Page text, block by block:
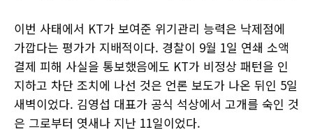
이번 사태에서 KT가 보여준 위기관리 능력은 낙제점에
가깝다는 평가가 지배적이다. 경찰이 9월 1일 연쇄 소액
결제 피해 사실을 통보했음에도 KT가 비정상 패턴을 인
지하고 차단 조치에 나선 것은 언론 보도가 나온 뒤인 5일
새벽이었다. 김영섭 대표가 공식 석상에서 고개를 숙인 것
은 그로부터 엿새나 지난 11일이었다.